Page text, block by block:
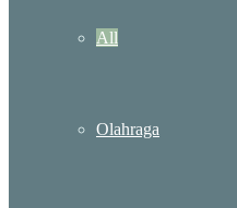
All
Olahraga